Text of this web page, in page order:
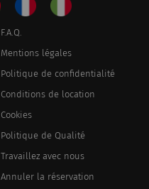
F.A.Q.
Mentions légales
Politique de confidentialité
Conditions de location
Cookies
Politique de Qualité
Travaillez avec nous
Annuler la réservation